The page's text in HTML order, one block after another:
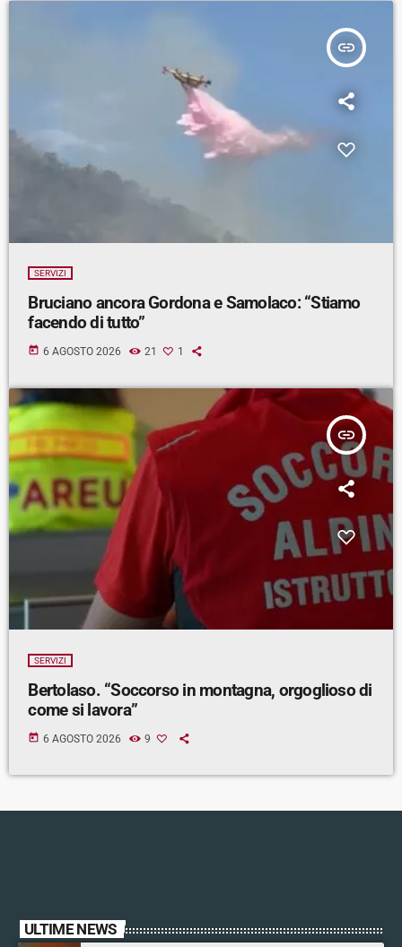
insert_link
SERVIZI
Bruciano ancora Gordona e Samolaco: “Stiamo
facendo di tutto”
today 6 AGOSTO 2026 21 1
insert_link
SERVIZI
Bertolaso. “Soccorso in montagna, orgoglioso di
come si lavora”
today 6 AGOSTO 2026 9
ULTIME NEWS